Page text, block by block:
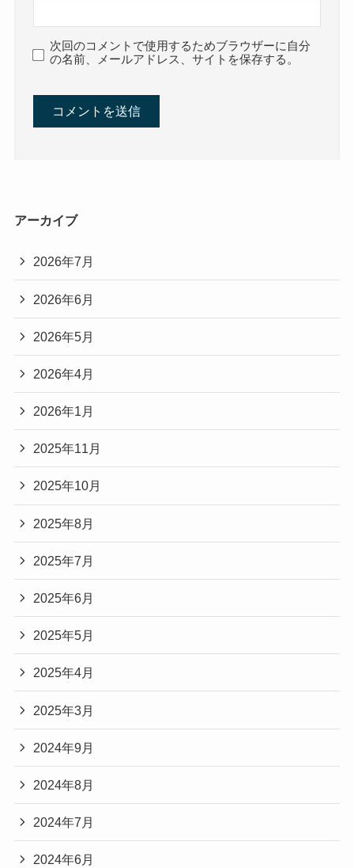
次回のコメントで使用するためブラウザーに自分
の名前、メールアドレス、サイトを保存する。
アーカイブ
2026年7月
2026年6月
2026年5月
2026年4月
2026年1月
2025年11月
2025年10月
2025年8月
2025年7月
2025年6月
2025年5月
2025年4月
2025年3月
2024年9月
2024年8月
2024年7月
2024年6月